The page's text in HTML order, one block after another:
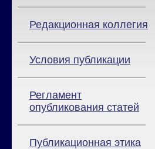
Редакционная коллегия
Условия публикации
Регламент
опубликования статей
Публикационная этика